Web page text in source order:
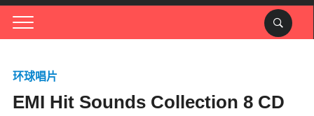
环球唱片
EMI Hit Sounds Collection 8 CD